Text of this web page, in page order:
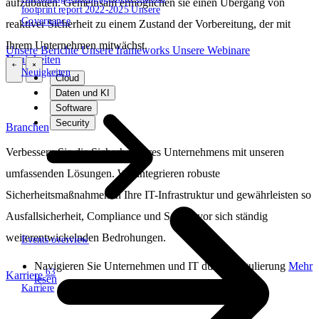
footprint report 2022-2025Unsere
Governance
Neuigkeiten
Neuigkeiten
Events overview
Karriere63
Karriere
Unsere BerichteUnsere frameworks Unsere Webinare
\
Branchen
reaktiver Sicherheit zu einem Zustand der Vorbereitung, der mit
Ihrem Unternehmen mitwächst.
Cloud
Daten und KI
Software
Security
Verbessern Sie die Sicherheit Ihres Unternehmens mit unseren
umfassenden Lösungen. Wir integrieren robuste
Sicherheitsmaßnahmen in Ihre IT-Infrastruktur und gewährleisten so
Ausfallsicherheit, Compliance und Schutz vor sich ständig
weiterentwickelnden Bedrohungen.
Navigieren Sie Unternehmen und IT durch Regulierung Mehr
lesen